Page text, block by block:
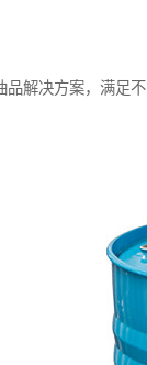
品解决方案，满足